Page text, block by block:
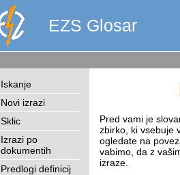
EZS Glosar
Iskanje
Novi izrazi
Sklic
Izrazi po
dokumentih
Predlogi definicij
Pred vami je
zbirko, ki vsebuje
ogledate na
vabimo, da z
izraze.